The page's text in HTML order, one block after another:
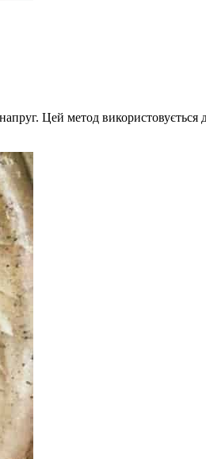
Цей метод